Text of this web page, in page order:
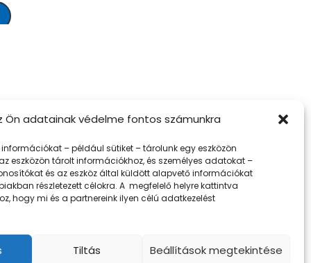
Ön adatainak védelme fontos számunkra
információkat – például sütiket – tárolunk egy eszközön
eszközön tárolt információkhoz, és személyes adatokat –
és az eszköz által küldött alapvető információkat
részletezett célokra. A megfelelő helyre kattintva
hogy mi és a partnereink ilyen célú adatkezelést
Tiltás Beállítások megtekintése